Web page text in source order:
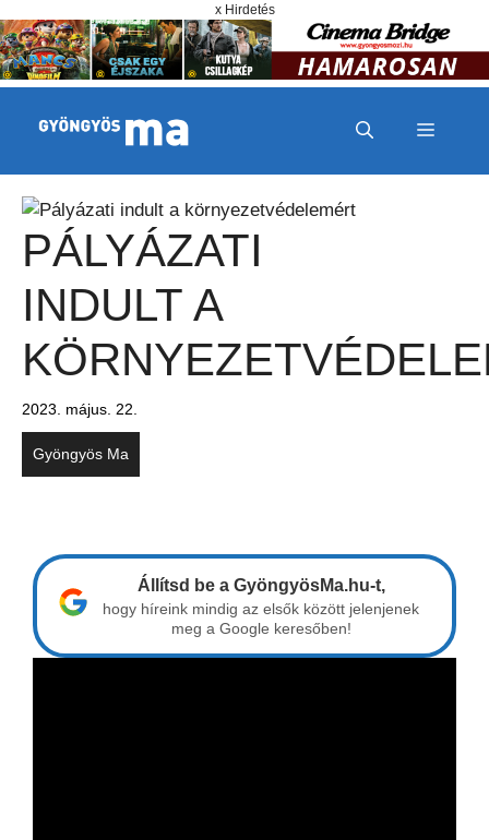
x Hirdetés
MENÜ
PÁLYÁZATI
INDULT A
2023. május. 22.
Gyöngyös Ma
Állítsd be a GyöngyösMa.hu-t,
hogy híreink mindig az elsők között jelenjenek
meg a Google keresőben!